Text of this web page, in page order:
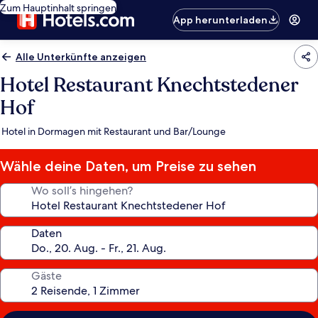
Zum Hauptinhalt springen
App herunterladen
Alle Unterkünfte anzeigen
Hotel Restaurant Knechtstedener
Hof
Hotel in Dormagen mit Restaurant und Bar/Lounge
Wähle deine Daten, um Preise zu sehen
Wo soll’s hingehen?
Daten
Gäste